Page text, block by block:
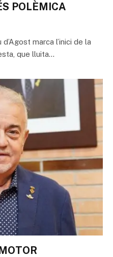
POLÈMICA
marca l’inici de la
que lluita…